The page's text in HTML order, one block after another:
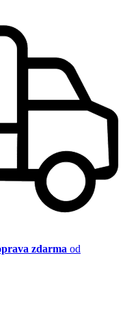
zdarma od